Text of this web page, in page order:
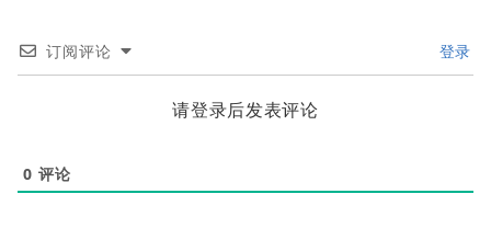
订阅评论 登录
请登录后发表评论
0 评论